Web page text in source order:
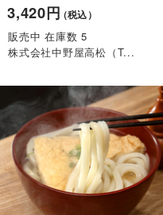
3,420円（税込）
販売中 在庫数 5
株式会社中野屋高松（T...